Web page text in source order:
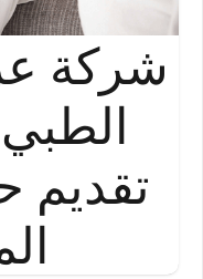
شركة
تقديم